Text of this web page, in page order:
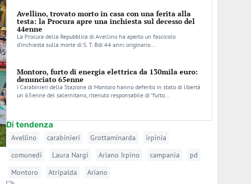
Avellino, trovato morto in casa con una ferita alla
testa: la Procura apre una inchiesta sul decesso del
44enne
La Procura della Repubblica di Avellino ha aperto un fascicolo
d’inchiesta sulla morte di S. T. Bdi 44 anni originario…
Montoro, furto di energia elettrica da 130mila euro:
denunciato 65enne
I Carabinieri della Stazione di Montoro hanno deferito in stato di libertà
un 65enne del salernitano, ritenuto responsabile di “furto…
Di tendenza
Avellino carabinieri Grottaminarda
irpinia
comunedi
Laura Nargi Ariano Irpino campania
pd
Montoro
Atripalda Ariano